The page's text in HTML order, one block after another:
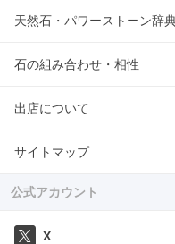
天然石・パワーストーン辞
石の組み合わせ・相性
出店について
サイトマップ
公式アカウント
X